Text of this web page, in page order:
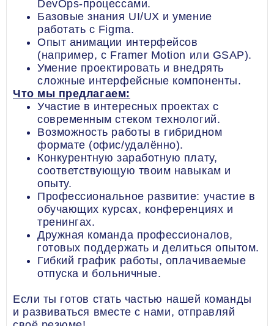
DevOps-процессами.
Базовые знания UI/UX и умение
работать с Figma.
Опыт анимации интерфейсов
(например, с Framer Motion или GSAP).
Умение проектировать и внедрять
сложные интерфейсные компоненты.
Что мы предлагаем:
Участие в интересных проектах с
современным стеком технологий.
Возможность работы в гибридном
формате (офис/удалённо).
Конкурентную заработную плату,
соответствующую твоим навыкам и
опыту.
Профессиональное развитие: участие в
обучающих курсах, конференциях и
тренингах.
Дружная команда профессионалов,
готовых поддержать и делиться опытом.
Гибкий график работы, оплачиваемые
отпуска и больничные.
Если ты готов стать частью нашей команды
и развиваться вместе с нами, отправляй